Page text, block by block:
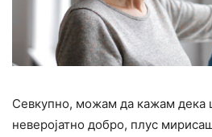
Севкупно, можам да кажам дека
неверојатно добро, плус